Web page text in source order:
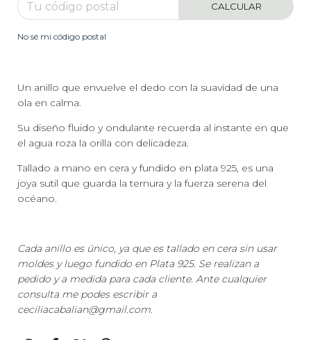
CALCULAR
No sé mi código postal
Un anillo que envuelve el dedo con la suavidad de una
ola en calma.
Su diseño fluido y ondulante recuerda al instante en que
el agua roza la orilla con delicadeza.
Tallado a mano en cera y fundido en plata 925, es una
joya sutil que guarda la ternura y la fuerza serena del
océano.
Cada anillo es único, ya que es tallado en cera sin usar
moldes y luego fundido en Plata 925. Se realizan a
pedido y a medida para cada cliente. Ante cualquier
consulta me podes escribir a
ceciliacabalian@gmail.com.